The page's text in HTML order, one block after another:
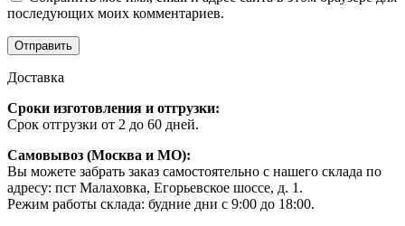
последующих моих комментариев.
Доставка
Сроки изготовления и отгрузки:
Срок отгрузки от 2 до 60 дней.
Самовывоз (Москва и МО):
Вы можете забрать заказ самостоятельно с нашего склада по
адресу: пст Малаховка, Егорьевское шоссе, д. 1.
Режим работы склада: будние дни с 9:00 до 18:00.